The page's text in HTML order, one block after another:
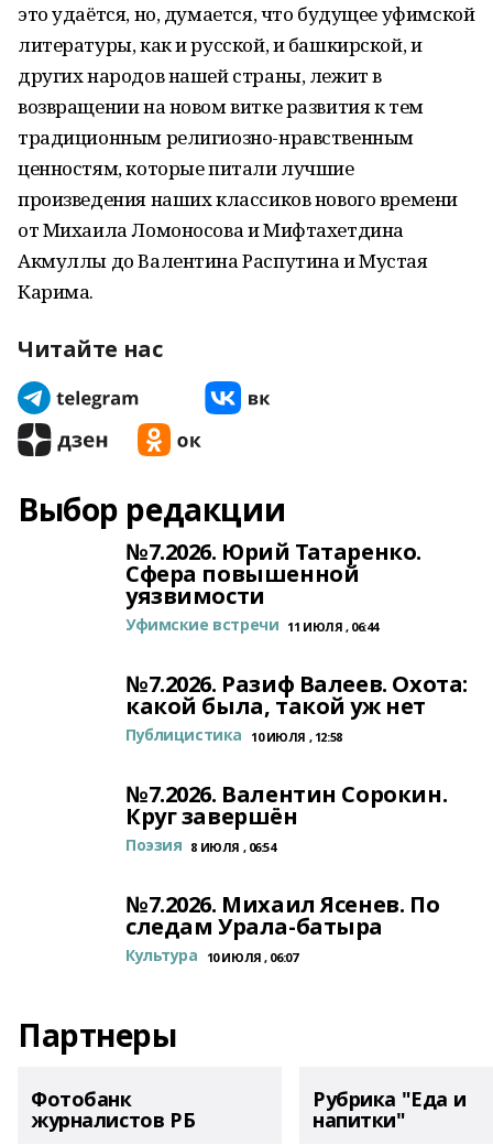
это удаётся, но, думается, что будущее уфимской
литературы, как и русской, и башкирской, и
других народов нашей страны, лежит в
возвращении на новом витке развития к тем
традиционным религиозно-нравственным
ценностям, которые питали лучшие
произведения наших классиков нового времени
от Михаила Ломоносова и Мифтахетдина
Акмуллы до Валентина Распутина и Мустая
Карима.
Читайте нас
Выбор редакции
№7.2026. Юрий Татаренко.
Сфера повышенной
уязвимости
Уфимские встречи 11 ИЮЛЯ , 06:44
№7.2026. Разиф Валеев. Охота:
какой была, такой уж нет
Публицистика 10 ИЮЛЯ , 12:58
№7.2026. Валентин Сорокин.
Круг завершён
Поэзия 8 ИЮЛЯ , 06:54
№7.2026. Михаил Ясенев. По
следам Урала-батыра
Культура 10 ИЮЛЯ , 06:07
Партнеры
Фотобанк
журналистов РБ
Рубрика "Еда и
напитки"